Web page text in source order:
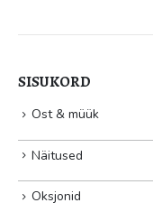
SISUKORD
Ost & müük
Näitused
Oksjonid